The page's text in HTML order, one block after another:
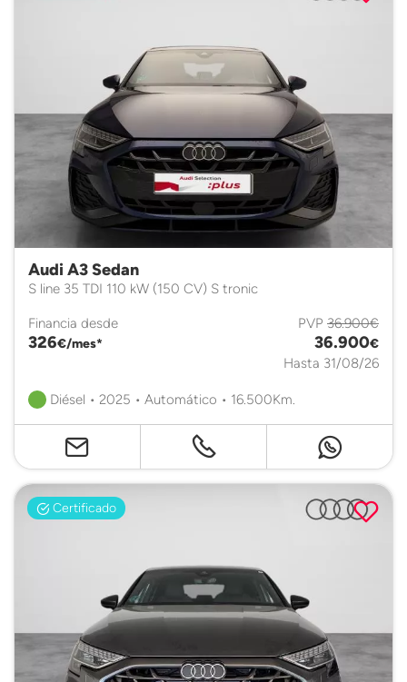
Audi A3 Sedan
S line 35 TDI 110 kW (150 CV) S tronic
Financia desde
326€/mes*
PVP 36.900€
36.900€
Hasta 31/08/26
Diésel • 2025 • Automático • 16.500Km.
Certificado